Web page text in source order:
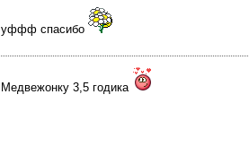
уффф спасибо
Медвежонку 3,5 годика